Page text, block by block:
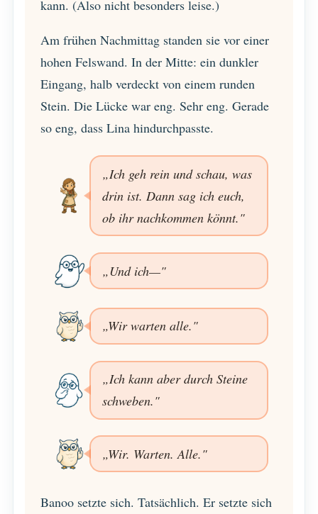
kann. (Also nicht besonders leise.)
Am frühen Nachmittag standen sie vor einer
hohen Felswand. In der Mitte: ein dunkler
Eingang, halb verdeckt von einem runden
Stein. Die Lücke war eng. Sehr eng. Gerade
so eng, dass Lina hindurchpasste.
„Ich geh rein und schau, was
drin ist. Dann sag ich euch,
ob ihr nachkommen könnt."
„Und ich—"
„Wir warten alle."
„Ich kann aber durch Steine
schweben."
„Wir. Warten. Alle."
Banoo setzte sich. Tatsächlich. Er setzte sich